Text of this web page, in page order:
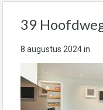
39
8 augustus 2024in